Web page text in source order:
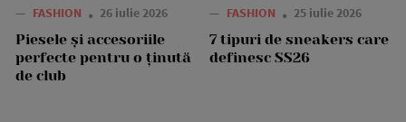
— FASHION 26 iulie 2026
Piesele și accesoriile
perfecte pentru o ținută
de club
— FASHION 25 iulie 2026
7 tipuri de sneakers care
definesc SS26